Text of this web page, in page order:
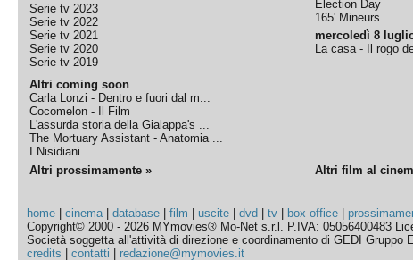
Serie tv 2023
Serie tv 2022
Serie tv 2021
Serie tv 2020
Serie tv 2019
Altri coming soon
Carla Lonzi - Dentro e fuori dal m...
Cocomelon - Il Film
L'assurda storia della Gialappa's ...
The Mortuary Assistant - Anatomia ...
I Nisidiani
Election Day
165' Mineurs
mercoledì 8
La casa - Il rogo
Altri prossimamente » Altri film al
home |cinema|database |film |uscite |dvd |tv box office
Copyright© 2000 - 2026 MYmovies® Mo-Net s.r.l. P.IVA: 05056400483
Società soggetta all'attività di direzione e coordinamento di GEDI
credits |contatti redazione@mymovies.it